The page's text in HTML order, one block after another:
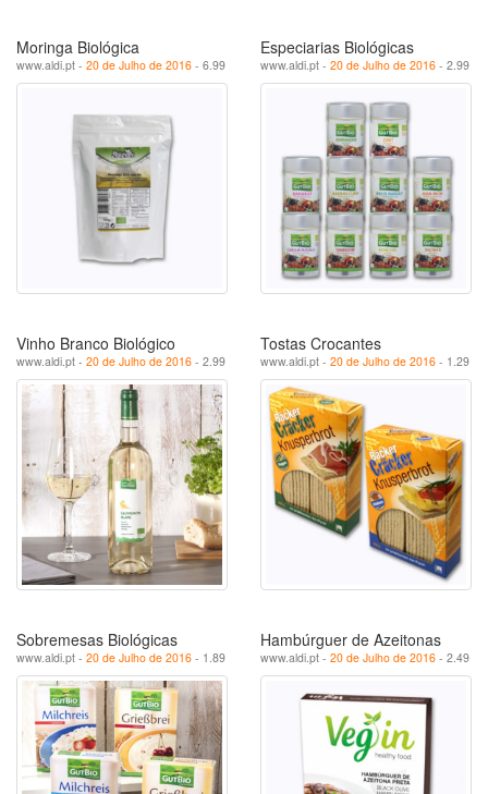
Moringa Biológica
www.aldi.pt - 20 de Julho de 2016 - 6.99
Especiarias Biológicas
www.aldi.pt - 20 de Julho de 2016 - 2.99
Vinho Branco Biológico
www.aldi.pt - 20 de Julho de 2016 - 2.99
Tostas Crocantes
www.aldi.pt - 20 de Julho de 2016 - 1.29
Sobremesas Biológicas
www.aldi.pt - 20 de Julho de 2016 - 1.89
Hambúrguer de Azeitonas
www.aldi.pt - 20 de Julho de 2016 - 2.49